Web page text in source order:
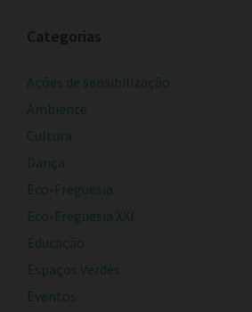
Categorias
Ações de sensibilização
Ambiente
Cultura
Dança
Eco-Freguesia
Eco-Freguesia XXI
Educação
Espaços Verdes
Eventos